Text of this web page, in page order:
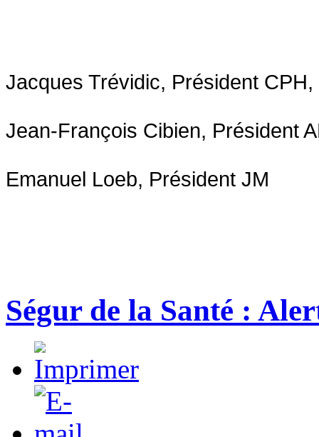
Jacques Trévidic, Président
Jean-François Cibien, Président
Emanuel Loeb, Président JM
Ségur de la Santé :